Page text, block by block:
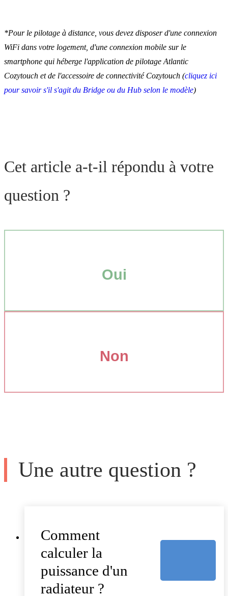
*Pour le pilotage à distance, vous devez disposer d'une connexion
WiFi dans votre logement, d'une connexion mobile sur le
smartphone qui héberge l'application de pilotage Atlantic
Cozytouch et de l'accessoire de connectivité Cozytouch (cliquez ici
pour savoir s'il s'agit du Bridge ou du Hub selon le modèle)
Cet article a-t-il répondu à votre
question ?
Oui
Non
Une autre question ?
Comment
calculer la
puissance d'un
radiateur ?